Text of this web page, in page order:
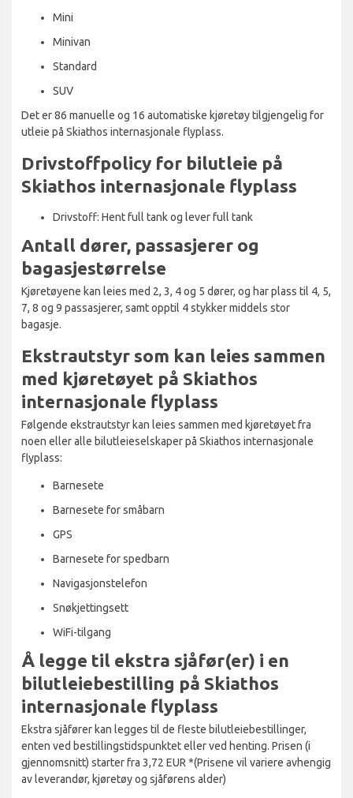
Mini
Minivan
Standard
SUV
Det er 86 manuelle og 16 automatiske kjøretøy tilgjengelig for
utleie på Skiathos internasjonale flyplass.
Drivstoffpolicy for bilutleie på
Skiathos internasjonale flyplass
Drivstoff: Hent full tank og lever full tank
Antall dører, passasjerer og
bagasjestørrelse
Kjøretøyene kan leies med 2, 3, 4 og 5 dører, og har plass til 4, 5,
7, 8 og 9 passasjerer, samt opptil 4 stykker middels stor
bagasje.
Ekstrautstyr som kan leies sammen
med kjøretøyet på Skiathos
internasjonale flyplass
Følgende ekstrautstyr kan leies sammen med kjøretøyet fra
noen eller alle bilutleieselskaper på Skiathos internasjonale
flyplass:
Barnesete
Barnesete for småbarn
GPS
Barnesete for spedbarn
Navigasjonstelefon
Snøkjettingsett
WiFi-tilgang
Å legge til ekstra sjåfør(er) i en
bilutleiebestilling på Skiathos
internasjonale flyplass
Ekstra sjåfører kan legges til de fleste bilutleiebestillinger,
enten ved bestillingstidspunktet eller ved henting. Prisen (i
gjennomsnitt) starter fra 3,72 EUR *(Prisene vil variere avhengig
av leverandør, kjøretøy og sjåførens alder)